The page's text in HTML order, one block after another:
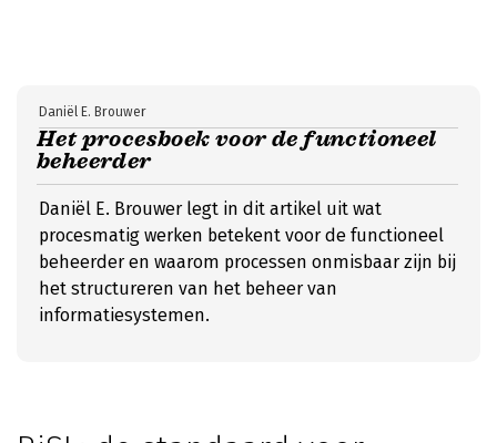
Het procesboek voor de functioneel
beheerder
Daniël E. Brouwer
Daniël E. Brouwer legt in dit artikel uit wat
procesmatig werken betekent voor de functioneel
beheerder en waarom processen onmisbaar zijn bij
het structureren van het beheer van
informatiesystemen.